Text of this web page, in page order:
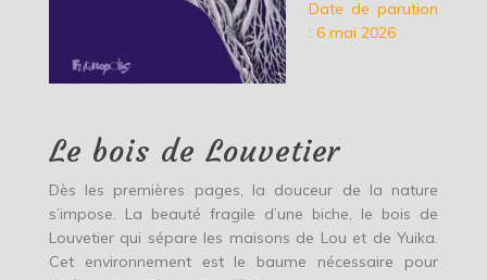
Date de parution
: 6 mai 2026
Le bois de Louvetier
Dès les premières pages, la douceur de la nature
s’impose. La beauté fragile d’une biche, le bois de
Louvetier qui sépare les maisons de Lou et de Yuika.
Cet environnement est le baume nécessaire pour